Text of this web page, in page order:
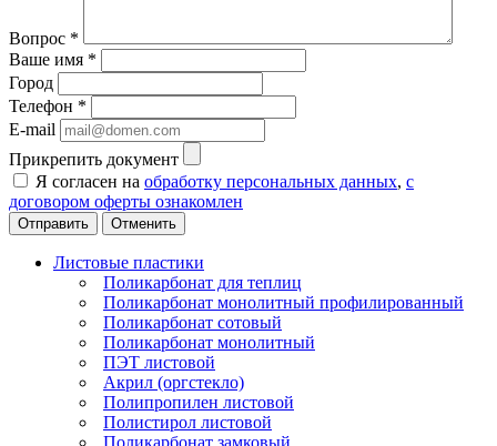
Вопрос *
Ваше имя *
Город
Телефон *
E-mail
Прикрепить документ
Я согласен на обработку персональных данных, с
договором оферты ознакомлен
Отменить
Листовые пластики
Поликарбонат для теплиц
Поликарбонат монолитный профилированный
Поликарбонат сотовый
Поликарбонат монолитный
ПЭТ листовой
Акрил (оргстекло)
Полипропилен листовой
Полистирол листовой
Поликарбонат замковый